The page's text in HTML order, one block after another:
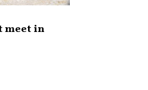
meet in